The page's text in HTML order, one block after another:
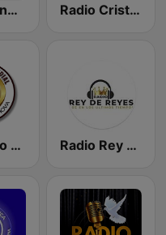
La Pregonerasv Radio Cristiana Puerta del Cielo
Ministerio Radial El Angel de Jehova Radio Rey de Reyes